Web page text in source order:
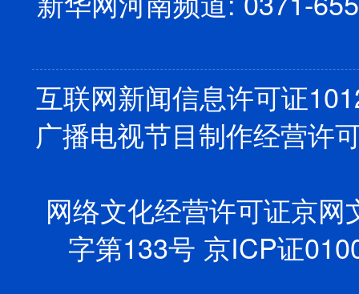
互联网新闻信息许可证
广播电视节目制作经营许
网络文化经营许可证京
字第133号 京ICP证